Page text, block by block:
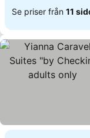
Se priser från 11